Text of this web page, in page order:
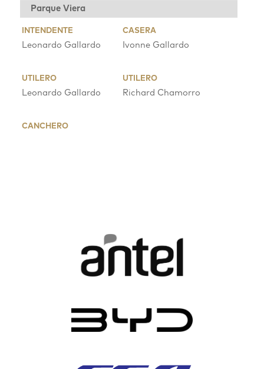
Parque Viera
INTENDENTE
Leonardo Gallardo
CASERA
Ivonne Gallardo
UTILERO
Leonardo Gallardo
UTILERO
Richard Chamorro
CANCHERO